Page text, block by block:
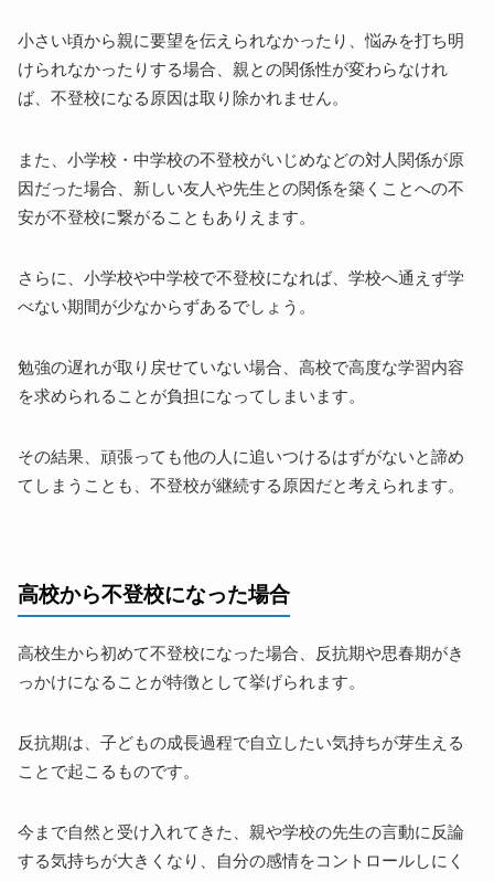
小さい頃から親に要望を伝えられなかったり、悩みを打ち明
けられなかったりする場合、親との関係性が変わらなけれ
ば、不登校になる原因は取り除かれません。
また、小学校・中学校の不登校がいじめなどの対人関係が原
因だった場合、新しい友人や先生との関係を築くことへの不
安が不登校に繋がることもありえます。
さらに、小学校や中学校で不登校になれば、学校へ通えず学
べない期間が少なからずあるでしょう。
勉強の遅れが取り戻せていない場合、高校で高度な学習内容
を求められることが負担になってしまいます。
その結果、頑張っても他の人に追いつけるはずがないと諦め
てしまうことも、不登校が継続する原因だと考えられます。
高校から不登校になった場合
高校生から初めて不登校になった場合、反抗期や思春期がき
っかけになることが特徴として挙げられます。
反抗期は、子どもの成長過程で自立したい気持ちが芽生える
ことで起こるものです。
今まで自然と受け入れてきた、親や学校の先生の言動に反論
する気持ちが大きくなり、自分の感情をコントロールしにく